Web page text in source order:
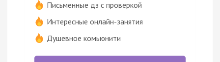
Письменные дз с проверкой
Интересные онлайн-занятия
Душевное комьюнити